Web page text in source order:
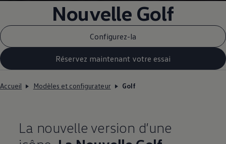
Nouvelle Golf
Configurez-la
Réservez maintenant votre essai
Accueil Modèles et configurateur Golf
La nouvelle version d’une